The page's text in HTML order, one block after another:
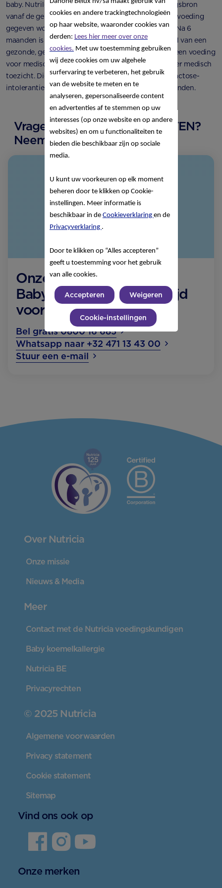
baby. Nutrilon Rice Pro is geschikt als enige voedingsbron
vanaf de geboorte tot 6 maanden indien geen borstvoeding
gegeven wordt of in combinatie met borstvoeding. Na 6
maanden is Nutrilon Rice Pro geschikt als onderdeel van een
gezonde, gevarieerde voeding. Nutrilon Rice Pro is een voeding
voor medisch gebruik, uitsluitend te gebruiken onder medisch
toezicht. Dieetvoeding bij koemelkeiwitallergie en lactose-
intolerantie. Geschikt vanaf de geboorte tot 36 maanden.
Vragen over ONZE PRODUCTEN?
Neem contact met ons op!
Onze Nutricia
Babyvoedinglijn staat altijd
voor je klaar!
Bel gratis 0800 16 685
Whatsapp naar +32 471 13 43 00
Stuur een e-mail
Over Nutricia
Onze missie
Nieuws & Media
Meer
Contact met de Nutricia voedingskundigen
Baby koemelkallergie
Nutricia BE
Privacyrechten
© 2025 Nutricia
Algemene voorwaarden
Privacy statement
Cookie statement
Sitemap
Vind ons ook op
Onze merken
cookies en andere trackingtechnologieën
op haar website, waaronder cookies van
derden: Lees hier meer over onze
cookies. Met uw toestemming gebruiken
wij deze cookies om uw algehele
surfervaring te verbeteren, het gebruik
van de website te meten en te
analyseren, gepersonaliseerde content
en advertenties af te stemmen op uw
interesses (op onze website en op andere
websites) en om u functionaliteiten te
bieden die beschikbaar zijn op sociale
media.
U kunt uw voorkeuren op elk moment
beheren door te klikken op Cookie-
instellingen. Meer informatie is
beschikbaar in de Cookieverklaring en de
Privacyverklaring .
Door te klikken op “Alles accepteren”
geeft u toestemming voor het gebruik
van alle cookies.
Accepteren Weigeren
Cookie-instellingen